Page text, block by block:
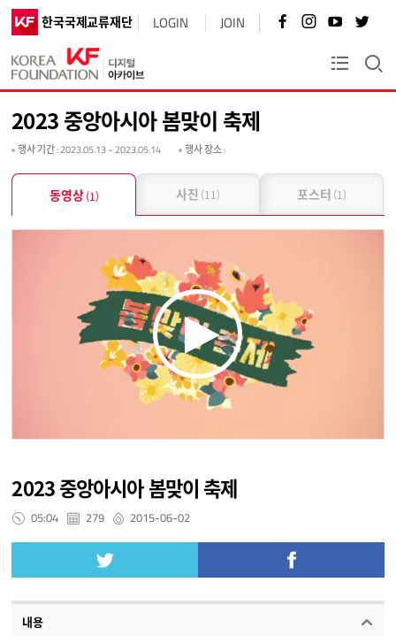
한국국제교류재단 LOGIN JOIN 페
이
로
인
스
바
유
튜
브
바
가
트
터
바
로
가
KF플러스
2023 중앙아시아 봄맞이 축제
행사 기간: 2023.05.13 ~ 2023.05.14 행사 장소:
동영상(1) 사진 (11) 포스터 (1)
2023 중앙아시아 봄맞이 축제
05:04 279 2015-06-02
내용